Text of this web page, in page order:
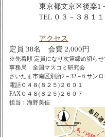
東京都文京区後楽1
TEL ０３－３８１
アクセス
定員 38名 会費 2,000円
※先着順 定員になり次第締め切ら
事務局 全国マスコミ研究会
さいたま市南区別所2－32－6 サン
電話０４８(８２５)２６０１
FAX０４８(８２５)２６０７
担当：海野美佳